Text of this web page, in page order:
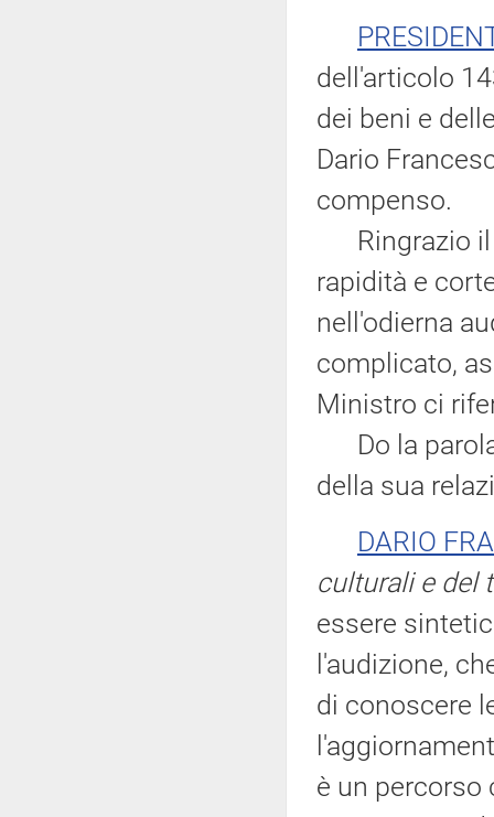
dell'articolo
dei beni e
Dario
compenso.
Ringrazio il
rapidità e
nell'odierna
complicato,
Ministro ci
Do la parola
della sua
DARIO
culturali e del
essere
l'audizione,
di conoscere
è un percorso